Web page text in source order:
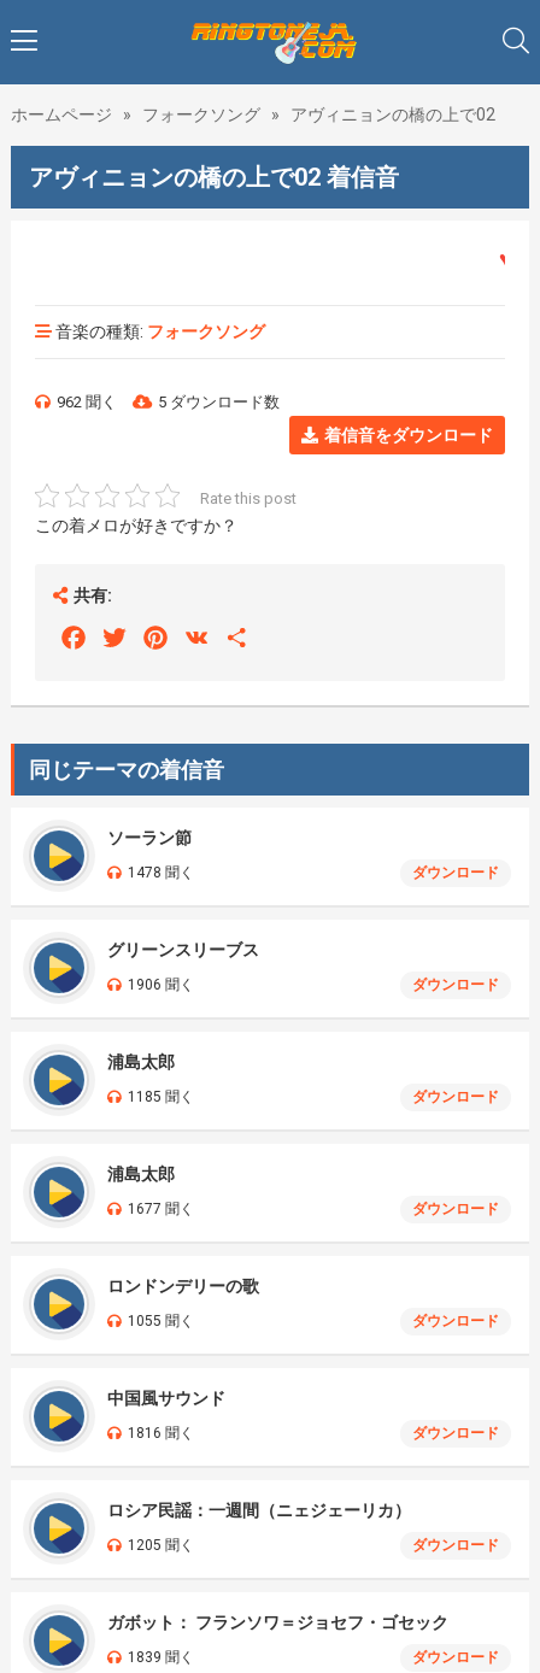
ホームページ » フォークソング » アヴィニョンの橋の上で02
アヴィニョンの橋の上で02 着信音
♥♥♥着
音楽の種類: フォークソング
962 聞く 5 ダウンロード数
着信音をダウンロード
Rate this post
この着メロが好きですか？
共有:
FacebookTwitterPinterest
VK
同じテーマの着信音
ソーラン節
1478 聞く ダウンロード
グリーンスリーブス
1906 聞く ダウンロード
浦島太郎
1185 聞く ダウンロード
浦島太郎
1677 聞く ダウンロード
ロンドンデリーの歌
1055 聞く ダウンロード
中国風サウンド
1816 聞く ダウンロード
ロシア民謡：一週間（ニェジェーリカ）
1205 聞く ダウンロード
ガボット： フランソワ＝ジョセフ・ゴセック
1839 聞く ダウンロード